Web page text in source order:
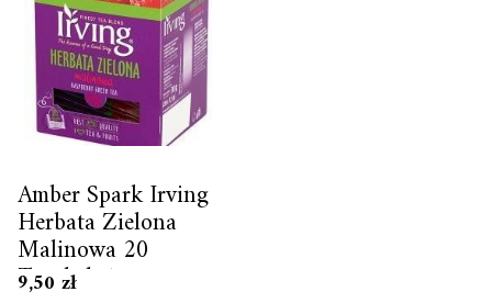
Amber Spark Irving
Herbata Zielona
Malinowa 20
Torebek 1szt
9,50 zł